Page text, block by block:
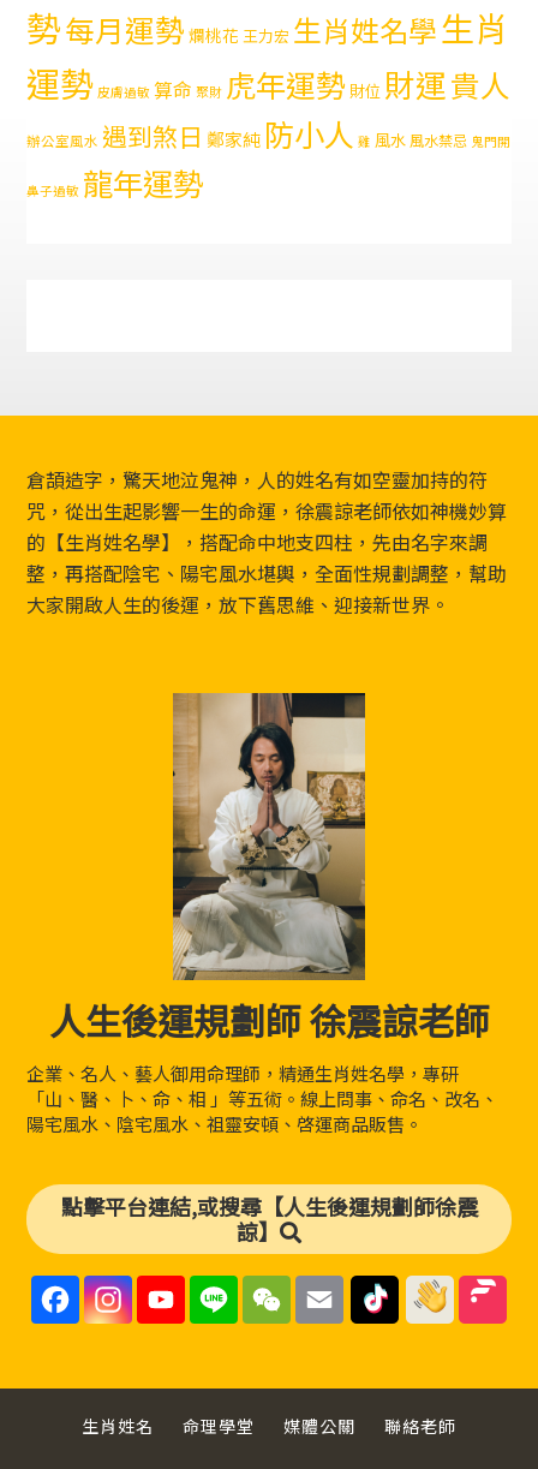
勢每月運勢 爛桃花 王力宏 生肖姓名學生肖
運勢 皮膚過敏 算命 聚財 虎年運勢 財位 財運貴人
辦公室風水 遇到煞日 鄭家純 防小人 雞 風水風水禁忌 鬼門開
鼻子過敏 龍年運勢
Footer
倉頡造字，驚天地泣鬼神，人的姓名有如空靈加持的符
咒，從出生起影響一生的命運，徐震諒老師依如神機妙算
的【生肖姓名學】，搭配命中地支四柱，先由名字來調
整，再搭配陰宅、陽宅風水堪輿，全面性規劃調整，幫助
大家開啟人生的後運，放下舊思維、迎接新世界。
人生後運規劃師 徐震諒老師
企業、名人、藝人御用命理師，精通生肖姓名學，專研
「山、醫、卜、命、相 」等五術。線上問事、命名、改名、
陽宅風水、陰宅風水、祖靈安頓、啓運商品販售。
點擊平台連結,或搜尋【人生後運規劃師徐震
諒】
F
a
c
k
I
s
a
m
Y
u
C
h
L
n
W
C
E
a
生肖姓名 命理學堂 媒體公關 聯絡老師